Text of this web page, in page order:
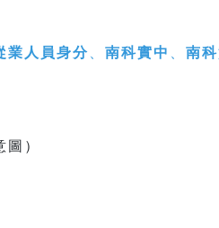
業人員身分 南科實中 南
）